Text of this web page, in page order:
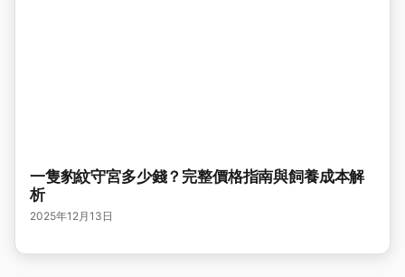
一隻豹紋守宮多少錢？完整價格指南與飼養成本解
析
2025年12月13日